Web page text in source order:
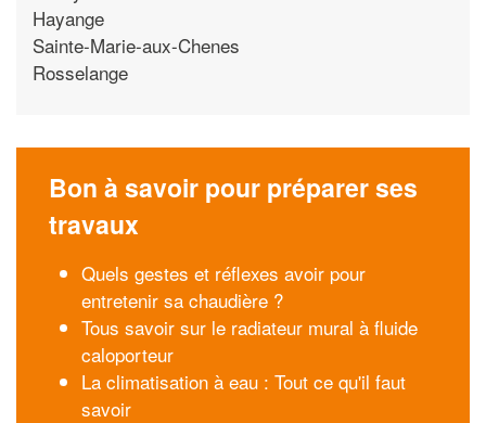
Hayange
Sainte-Marie-aux-Chenes
Rosselange
Bon à savoir pour préparer ses
travaux
Quels gestes et réflexes avoir pour
entretenir sa chaudière ?
Tous savoir sur le radiateur mural à fluide
caloporteur
La climatisation à eau : Tout ce qu'il faut
savoir